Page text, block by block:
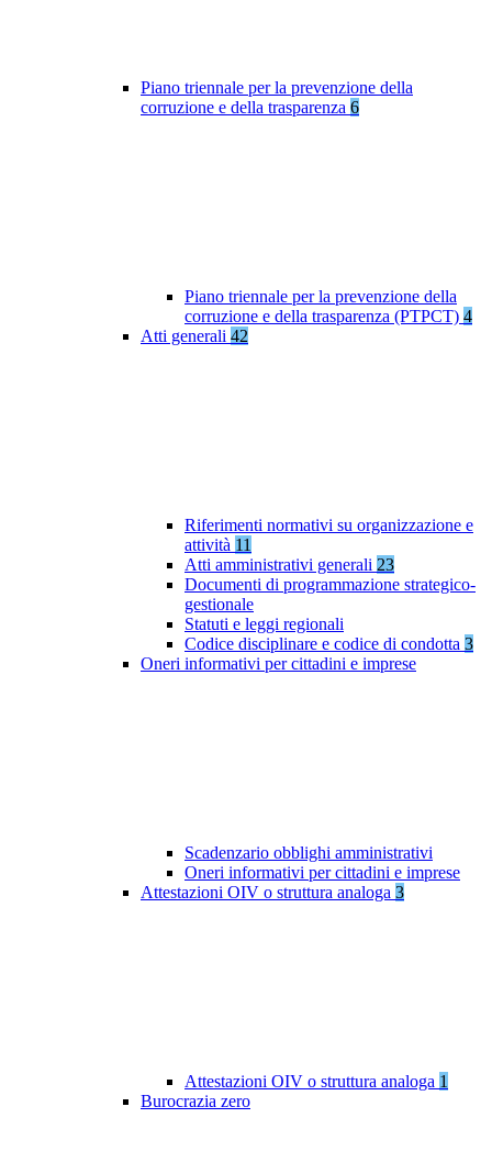
Piano triennale per la prevenzione della
corruzione e della trasparenza 6
Piano triennale per la prevenzione della
corruzione e della trasparenza (PTPCT) 4
Atti generali 42
Riferimenti normativi su organizzazione e
attività 11
Atti amministrativi generali 23
Documenti di programmazione strategico-
gestionale
Statuti e leggi regionali
Codice disciplinare e codice di condotta 3
Oneri informativi per cittadini e imprese
Scadenzario obblighi amministrativi
Oneri informativi per cittadini e imprese
Attestazioni OIV o struttura analoga 3
Attestazioni OIV o struttura analoga 1
Burocrazia zero